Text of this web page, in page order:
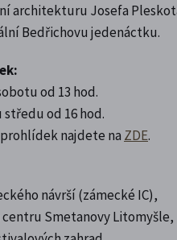
architekturu Josefa
Bedřichovu jedenáctku.
od 13 hod.
středu od 16 hod.
najdete na ZDE.
návrší (zámecké IC),
Smetanovy Litomyšle,